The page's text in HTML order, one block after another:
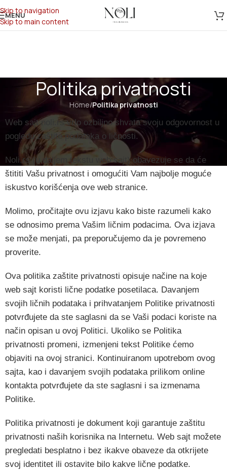
Skip to navigation
Skip to main content
MENU
Politika privatnosti
Home/Politika privatnosti
Web sajt noli.rs vrlo ozbiljno shvata svoju odgovornost u
pogledu zaštite podataka o ličnosti.
Noli.rs (u daljem tekstu web sajt) obavezuje se da će
štititi Vašu privatnost i omogućiti Vam najbolje moguće
iskustvo korišćenja ove web stranice.
Molimo, pročitajte ovu izjavu kako biste razumeli kako
se odnosimo prema Vašim ličnim podacima. Ova izjava
se može menjati, pa preporučujemo da je povremeno
proverite.
Ova politika zaštite privatnosti opisuje načine na koje
web sajt koristi lične podatke posetilaca. Davanjem
svojih ličnih podataka i prihvatanjem Politike privatnosti
potvrđujete da ste saglasni da se Vaši podaci koriste na
način opisan u ovoj Politici. Ukoliko se Politika
privatnosti promeni, izmenjeni tekst Politike ćemo
objaviti na ovoj stranici. Kontinuiranom upotrebom ovog
sajta, kao i davanjem svojih podataka prilikom online
kontakta potvrđujete da ste saglasni i sa izmenama
Politike.
Politika privatnosti je dokument koji garantuje zaštitu
privatnosti naših korisnika na Internetu. Web sajt možete
pregledati besplatno i bez ikakve obaveze da otkrijete
svoj identitet ili ostavite bilo kakve lične podatke.